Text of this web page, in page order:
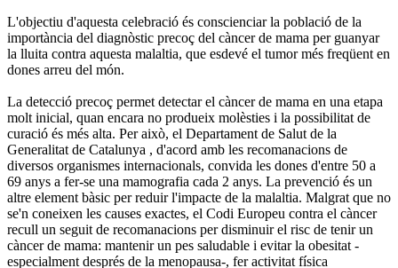
L'objectiu d'aquesta celebració és conscienciar la població de la
importància del diagnòstic precoç del càncer de mama per guanyar
la lluita contra aquesta malaltia, que esdevé el tumor més freqüent en
dones arreu del món.
La detecció precoç permet detectar el càncer de mama en una etapa
molt inicial, quan encara no produeix molèsties i la possibilitat de
curació és més alta. Per això, el Departament de Salut de la
Generalitat de Catalunya , d'acord amb les recomanacions de
diversos organismes internacionals, convida les dones d'entre 50 a
69 anys a fer-se una mamografia cada 2 anys. La prevenció és un
altre element bàsic per reduir l'impacte de la malaltia. Malgrat que no
se'n coneixen les causes exactes, el Codi Europeu contra el càncer
recull un seguit de recomanacions per disminuir el risc de tenir un
càncer de mama: mantenir un pes saludable i evitar la obesitat -
especialment després de la menopausa-, fer activitat física